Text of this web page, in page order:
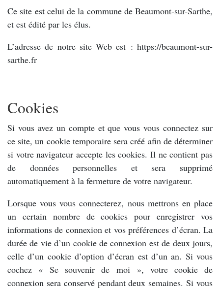
Ce site est celui de la commune de Beaumont-sur-Sarthe,
et est édité par les élus.
L’adresse de notre site Web est : https://beaumont-sur-
sarthe.fr
Cookies
Si vous avez un compte et que vous vous connectez sur
ce site, un cookie temporaire sera créé afin de déterminer
si votre navigateur accepte les cookies. Il ne contient pas
de données personnelles et sera supprimé
automatiquement à la fermeture de votre navigateur.
Lorsque vous vous connecterez, nous mettrons en place
un certain nombre de cookies pour enregistrer vos
informations de connexion et vos préférences d’écran. La
durée de vie d’un cookie de connexion est de deux jours,
celle d’un cookie d’option d’écran est d’un an. Si vous
cochez « Se souvenir de moi », votre cookie de
connexion sera conservé pendant deux semaines. Si vous